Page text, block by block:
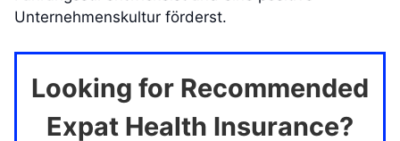
Unternehmenskultur förderst.
Looking for Recommended
Expat Health Insurance?